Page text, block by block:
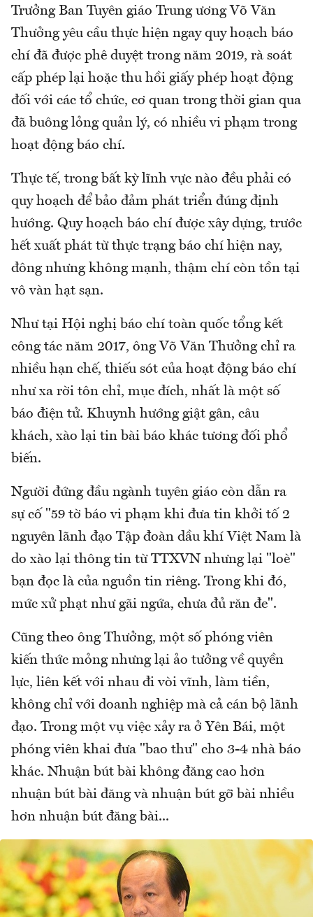
Trưởng Ban Tuyên giáo Trung ương Võ Văn
Thưởng yêu cầu thực hiện ngay quy hoạch báo
chí đã được phê duyệt trong năm 2019, rà soát
cấp phép lại hoặc thu hồi giấy phép hoạt động
đối với các tổ chức, cơ quan trong thời gian qua
đã buông lỏng quản lý, có nhiều vi phạm trong
hoạt động báo chí.
Thực tế, trong bất kỳ lĩnh vực nào đều phải có
quy hoạch để bảo đảm phát triển đúng định
hướng. Quy hoạch báo chí được xây dựng, trước
hết xuất phát từ thực trạng báo chí hiện nay,
đông nhưng không mạnh, thậm chí còn tồn tại
vô vàn hạt sạn.
Như tại Hội nghị báo chí toàn quốc tổng kết
công tác năm 2017, ông Võ Văn Thưởng chỉ ra
nhiều hạn chế, thiếu sót của hoạt động báo chí
như xa rời tôn chỉ, mục đích, nhất là một số
báo điện tử. Khuynh hướng giật gân, câu
khách, xào lại tin bài báo khác tương đối phổ
biến.
Người đứng đầu ngành tuyên giáo còn dẫn ra
sự cố "59 tờ báo vi phạm khi đưa tin khởi tố 2
nguyên lãnh đạo Tập đoàn dầu khí Việt Nam là
do xào lại thông tin từ TTXVN nhưng lại "loè"
bạn đọc là của nguồn tin riêng. Trong khi đó,
mức xử phạt như gãi ngứa, chưa đủ răn đe".
Cũng theo ông Thưởng, một số phóng viên
kiến thức mỏng nhưng lại ảo tưởng về quyền
lực, liên kết với nhau đi vòi vĩnh, làm tiền,
không chỉ với doanh nghiệp mà cả cán bộ lãnh
đạo. Trong một vụ việc xảy ra ở Yên Bái, một
phóng viên khai đưa "bao thư" cho 3-4 nhà báo
khác. Nhuận bút bài không đăng cao hơn
nhuận bút bài đăng và nhuận bút gỡ bài nhiều
hơn nhuận bút đăng bài...